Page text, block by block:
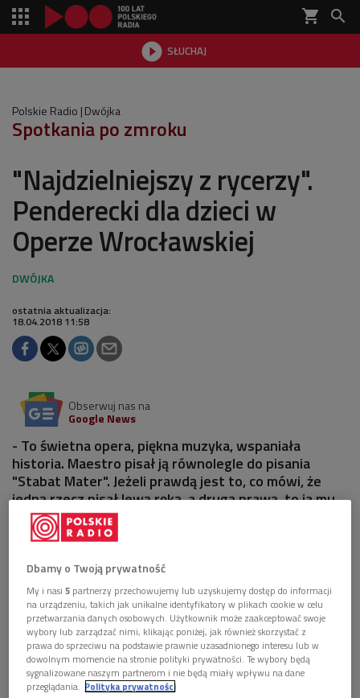
shopping_cart 
 SŁUCHAJ

Polskie Radio Dwójka
Spotkania po zmroku
"Najdzielniejszy z rycerzy".
Penderecki dla dzieci w
Operze Wrocławskiej
ostatnia aktualizacja:
18.04.2018 11:58
Obserwuj nas na
Google News
- To świetna opera, piękna muzyka, wspaniała
historia. Maestro pisał ją równolegle do pisania
"Stabat Mater". Jeżeli prawdą jest to, co mówi, że
jedną rzecz pisał lewą ręką, a drugą prawą, to ja mu
bardzo zazdroszczę takich umiejętności - mówił w
Dwójce Tomasz Cyz, reżyser premierowego
AUDIO 1 plik
 27'56 
Reportaż z prób opery Krzysztofa Pendereckiego
"Najdzielniejszy z rycerzy" w Operze Wrocławskiej
(Spotkania po zmroku/Dwójka)
Dbamy o Twoją prywatność
My i nasi5 partnerzy przechowujemy lub uzyskujemy dostęp do informacji
na urządzeniu, takich jak unikalne identyfikatory w plikach cookie w celu
przetwarzania danych osobowych. Użytkownik może zaakceptować swoje
wybory lub zarządzać nimi, klikając poniżej, jak również skorzystać z
prawa do sprzeciwu na podstawie prawnie uzasadnionego interesu lub w
dowolnym momencie na stronie polityki prywatności. Te wybory będą
sygnalizowane naszym partnerom i nie będą miały wpływu na dane
przeglądania. Polityka prywatności